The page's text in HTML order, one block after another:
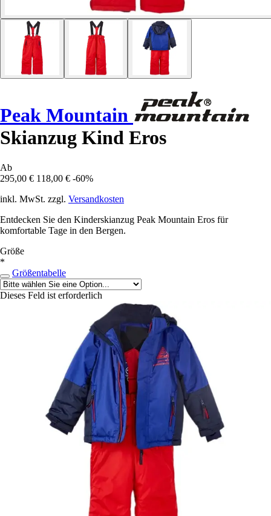
Peak Mountain
Skianzug Kind Eros
Ab
295,00 € 118,00 € -60%
inkl. MwSt. zzgl. Versandkosten
Entdecken Sie den Kinderskianzug Peak Mountain Eros für
komfortable Tage in den Bergen.
Größe
*
Größentabelle
Dieses Feld ist erforderlich